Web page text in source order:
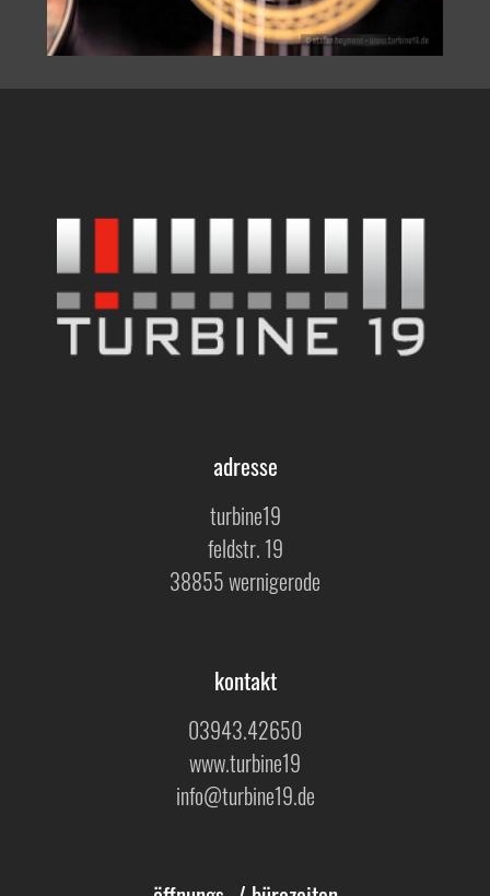
adresse
turbine19
feldstr. 19
38855 wernigerode
kontakt
03943.42650
www.turbine19
info@turbine19.de